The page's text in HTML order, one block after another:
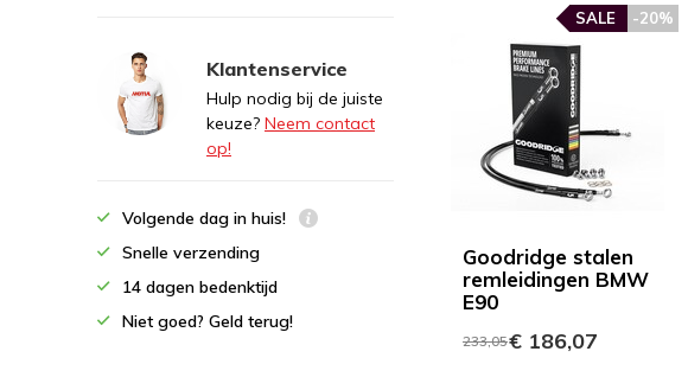
Goodridge stalen
remleidingen BMW
E90
-20%
SALE
233,05€ 186,07
Klantenservice
Hulp nodig bij de juiste
keuze? Neem contact
op!
Volgende dag in huis!
Snelle verzending
14 dagen bedenktijd
Niet goed? Geld terug!